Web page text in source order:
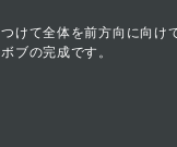
けて全体を前方向に向け
ブの完成です。